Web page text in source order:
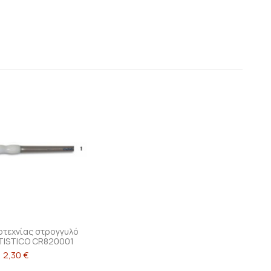
στρογγυλό
CR820001
2,30 €